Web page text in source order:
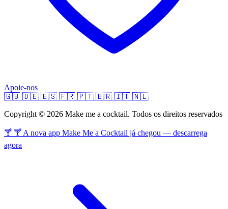
Apoie-nos
🇬🇧 🇩🇪 🇪🇸 🇫🇷 🇵🇹 🇧🇷 🇮🇹 🇳🇱
Copyright © 2026 Make me a cocktail. Todos os direitos reservados
🍸 🍸 A nova app Make Me a Cocktail já chegou — descarrega
agora